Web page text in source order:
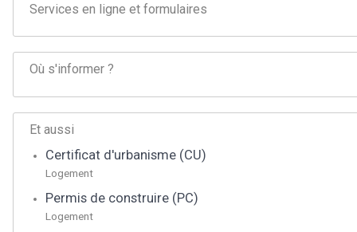
Services en ligne et formulaires
Où s'informer ?
Et aussi
Certificat d'urbanisme (CU)
Logement
Permis de construire (PC)
Logement